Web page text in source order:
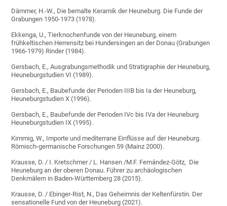
Dämmer, H.-W., Die bemalte Keramik der Heuneburg. Die Funde der
Grabungen 1950-1973 (1978).
Ekkenga, U., Tierknochenfunde von der Heuneburg, einem
frühkeltischen Herrensitz bei Hundersingen an der Donau (Grabungen
1966-1979) Rinder (1984).
Gersbach, E., Ausgrabungsmethodik und Stratigraphie der Heuneburg,
Heuneburgstudien VI (1989).
Gersbach, E., Baubefunde der Perioden IIIB bis Ia der Heuneburg,
Heuneburgstudien X (1996).
Gersbach, E., Baubefunde der Perioden IVc bis IVa der Heuneburg
Heuneburgstudien IX (1995).
Kimmig, W., Importe und mediterrane Einflüsse auf der Heuneburg.
Römisch-germanische Forschungen 59 (Mainz 2000).
Krausse, D. / I. Kretschmer / L. Hansen /M.F. Fernández-Götz, Die
Heuneburg an der oberen Donau. Führer zu archäologischen
Denkmälern in Baden-Württemberg 28 (2015).
Krausse, D. / Ebinger-Rist, N., Das Geheimnis der Keltenfürstin. Der
sensationelle Fund von der Heuneburg (2021).